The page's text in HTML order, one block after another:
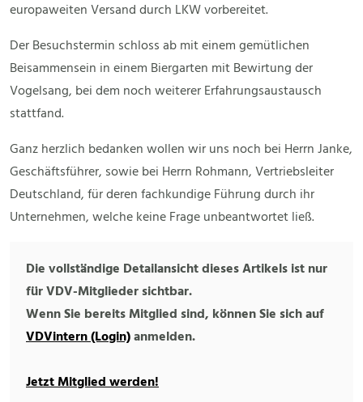
europaweiten Versand durch LKW vorbereitet.
Der Besuchstermin schloss ab mit einem gemütlichen
Beisammensein in einem Biergarten mit Bewirtung der
Vogelsang, bei dem noch weiterer Erfahrungsaustausch
stattfand.
Ganz herzlich bedanken wollen wir uns noch bei Herrn Janke,
Geschäftsführer, sowie bei Herrn Rohmann, Vertriebsleiter
Deutschland, für deren fachkundige Führung durch ihr
Unternehmen, welche keine Frage unbeantwortet ließ.
Die vollständige Detailansicht dieses Artikels ist nur
für VDV-Mitglieder sichtbar.
Wenn Sie bereits Mitglied sind, können Sie sich auf
VDVintern (Login)anmelden.
Jetzt Mitglied werden!